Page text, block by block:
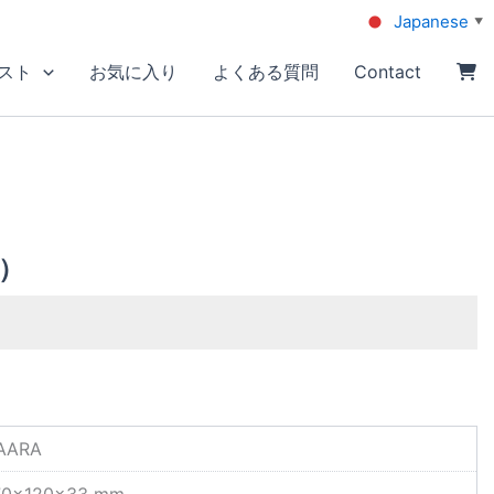
ト お気に入り よくある質問 Contact
Japanese ▼